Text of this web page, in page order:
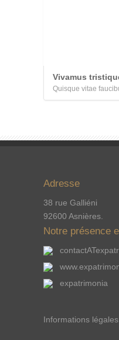
Vivamus
Quisque vitae
Adresse
38 rue Galliéni
92600 Asnières.
Notre présence
expatrimonia
Informations légales